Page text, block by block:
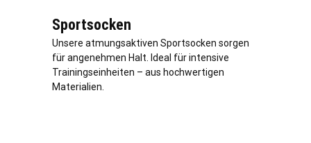
Sportsocken
Unsere atmungsaktiven Sportsocken sorgen
für angenehmen Halt. Ideal für intensive
Trainingseinheiten – aus hochwertigen
Materialien.